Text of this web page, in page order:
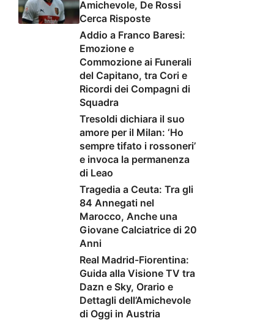
Amichevole, De Rossi
Cerca Risposte
Addio a Franco Baresi:
Emozione e
Commozione ai Funerali
del Capitano, tra Cori e
Ricordi dei Compagni di
Squadra
Tresoldi dichiara il suo
amore per il Milan: ‘Ho
sempre tifato i rossoneri’
e invoca la permanenza
di Leao
Tragedia a Ceuta: Tra gli
84 Annegati nel
Marocco, Anche una
Giovane Calciatrice di 20
Anni
Real Madrid-Fiorentina:
Guida alla Visione TV tra
Dazn e Sky, Orario e
Dettagli dell’Amichevole
di Oggi in Austria